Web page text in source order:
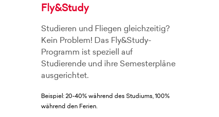
Fly&Study
Studieren und Fliegen gleichzeitig?
Kein Problem! Das Fly&Study-
Programm ist speziell auf
Studierende und ihre Semesterpläne
ausgerichtet.
Beispiel: 20-40% während des Studiums, 100%
während den Ferien.